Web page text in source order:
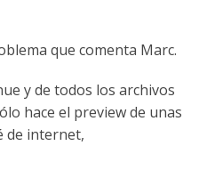
que comenta Marc.
y de todos los archivos
hace el preview de unas
de internet,